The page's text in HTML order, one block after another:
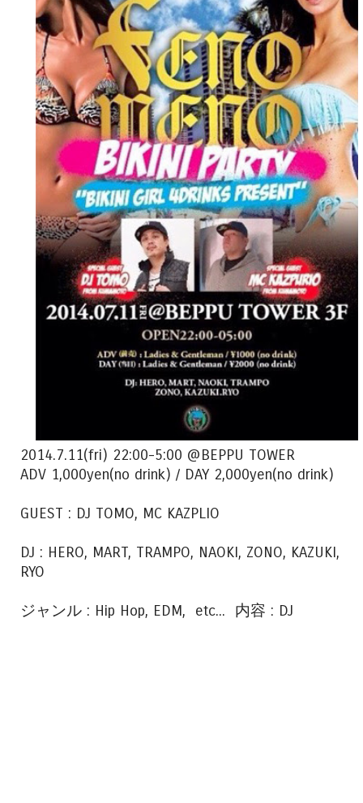
2014.7.11(fri) 22:00-5:00 @BEPPU TOWER
ADV 1,000yen(no drink) / DAY 2,000yen(no drink)
GUEST : DJ TOMO, MC KAZPLIO
DJ : HERO, MART, TRAMPO, NAOKI, ZONO, KAZUKI,
RYO
ジャンル : Hip Hop, EDM, etc... 内容 : DJ